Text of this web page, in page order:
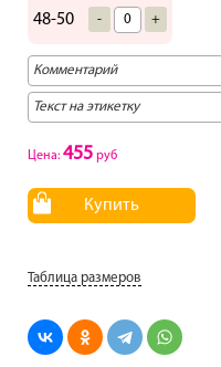
48-50 - +
Цена: 455 руб
Купить
Таблица размеров